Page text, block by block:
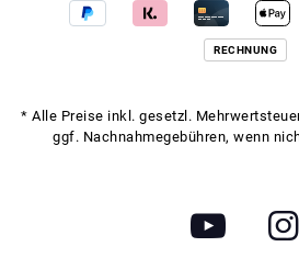
RECHNUNG
* Alle Preise inkl. gesetzl.
ggf. Nachnahmegebühren, wenn